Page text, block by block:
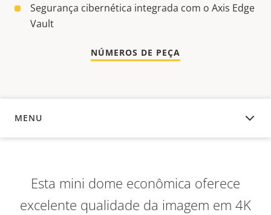
Segurança cibernética integrada com o Axis Edge
Vault
NÚMEROS DE PEÇA
MENU
VISÃO GERAL
Esta mini dome econômica oferece
excelente qualidade da imagem em 4K